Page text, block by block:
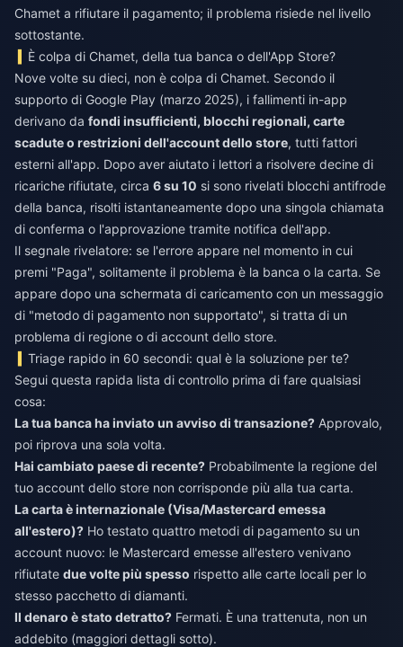
Chamet a rifiutare il pagamento; il problema risiede nel livello
sottostante.
È colpa di Chamet, della tua banca o dell'App Store?
Nove volte su dieci, non è colpa di Chamet. Secondo il
supporto di Google Play (marzo 2025), i fallimenti in-app
derivano da fondi insufficienti, blocchi regionali, carte
scadute o restrizioni dell'account dello store, tutti fattori
esterni all'app. Dopo aver aiutato i lettori a risolvere decine di
ricariche rifiutate, circa 6 su 10 si sono rivelati blocchi antifrode
della banca, risolti istantaneamente dopo una singola chiamata
di conferma o l'approvazione tramite notifica dell'app.
Il segnale rivelatore: se l'errore appare nel momento in cui
premi "Paga", solitamente il problema è la banca o la carta. Se
appare dopo una schermata di caricamento con un messaggio
di "metodo di pagamento non supportato", si tratta di un
problema di regione o di account dello store.
Triage rapido in 60 secondi: qual è la soluzione per te?
Segui questa rapida lista di controllo prima di fare qualsiasi
cosa:
La tua banca ha inviato un avviso di transazione? Approvalo,
poi riprova una sola volta.
Hai cambiato paese di recente? Probabilmente la regione del
tuo account dello store non corrisponde più alla tua carta.
La carta è internazionale (Visa/Mastercard emessa
all'estero)? Ho testato quattro metodi di pagamento su un
account nuovo: le Mastercard emesse all'estero venivano
rifiutate due volte più spesso rispetto alle carte locali per lo
stesso pacchetto di diamanti.
Il denaro è stato detratto? Fermati. È una trattenuta, non un
addebito (maggiori dettagli sotto).